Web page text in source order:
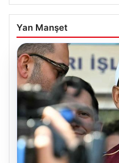
Yan Manşet